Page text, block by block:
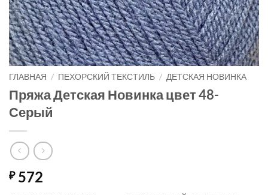
ГЛАВНАЯ / ПЕХОРСКИЙ ТЕКСТИЛЬ / ДЕТСКАЯ НОВИНКА
Пряжа Детская Новинка цвет 48-
Серый
₽572